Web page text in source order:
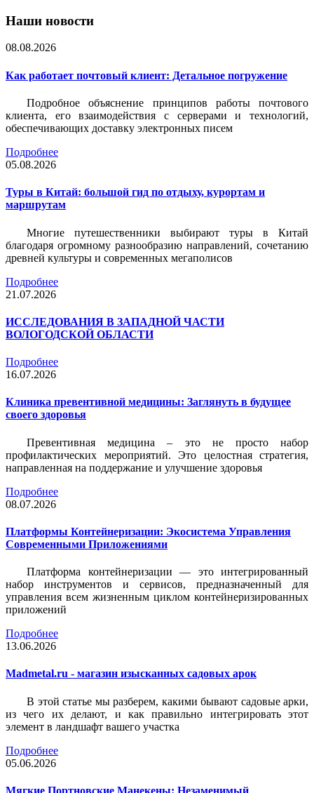
Наши новости
08.08.2026
Как работает почтовый клиент: Детальное погружение
Подробное объяснение принципов работы почтового
клиента, его взаимодействия с серверами и технологий,
обеспечивающих доставку электронных писем
Подробнее
05.08.2026
Туры в Китай: большой гид по отдыху, курортам и
маршрутам
Многие путешественники выбирают туры в Китай
благодаря огромному разнообразию направлений, сочетанию
древней культуры и современных мегаполисов
Подробнее
21.07.2026
ИССЛЕДОВАНИЯ В ЗАПАДНОЙ ЧАСТИ
ВОЛОГОДСКОЙ ОБЛАСТИ
Подробнее
16.07.2026
Клиника превентивной медицины: Заглянуть в будущее
своего здоровья
Превентивная медицина – это не просто набор
профилактических мероприятий. Это целостная стратегия,
направленная на поддержание и улучшение здоровья
Подробнее
08.07.2026
Платформы Контейнеризации: Экосистема Управления
Современными Приложениями
Платформа контейнеризации — это интегрированный
набор инструментов и сервисов, предназначенный для
управления всем жизненным циклом контейнеризированных
приложений
Подробнее
13.06.2026
Madmetal.ru - магазин изысканных садовых арок
В этой статье мы разберем, какими бывают садовые арки,
из чего их делают, и как правильно интегрировать этот
элемент в ландшафт вашего участка
Подробнее
05.06.2026
Мягкие Портновские Манекены: Незаменимый